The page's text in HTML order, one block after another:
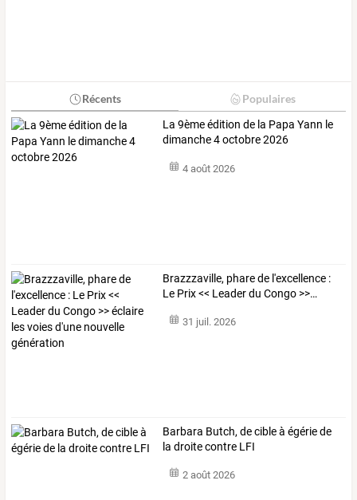
Récents Populaires
La 9ème édition de la Papa Yann le
dimanche 4 octobre 2026
4 août 2026
Brazzzaville, pharede l'excellence :
Le Prix<< Leaderdu Congo >>…
31 juil. 2026
Barbara Butch, de cible à égérie de
la droite contre LFI
2 août 2026